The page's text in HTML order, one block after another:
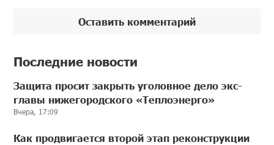
Оставить комментарий
Последние новости
Защита просит закрыть уголовное дело экс-
главы нижегородского «Теплоэнерго»
Вчера, 17:09
Как продвигается второй этап реконструкции